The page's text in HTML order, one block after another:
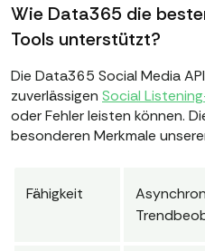
Wie Data365 die
Tools unterstützt?
Die Data365 Social Media
zuverlässigen Social
oder Fehler leisten können.
besonderen Merkmale
Fähigkeit